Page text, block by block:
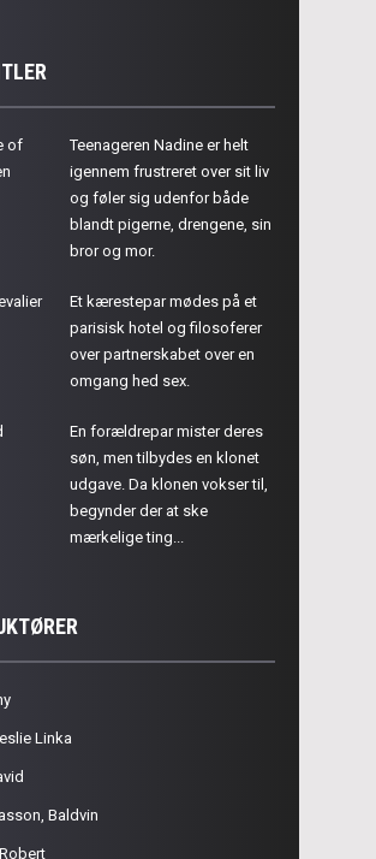
of
Teenageren Nadine er helt
igennem frustreret over sit liv
og føler sig udenfor både
blandt pigerne, drengene, sin
bror og mor.
Et kærestepar mødes på et
parisisk hotel og filosoferer
over partnerskabet over en
omgang hed sex.
En forældrepar mister deres
søn, men tilbydes en klonet
udgave. Da klonen vokser til,
begynder der at ske
mærkelige ting...
Linka
Baldvin